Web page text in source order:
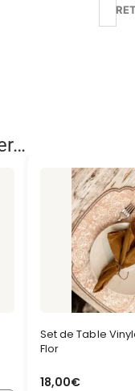
Set de Table
Flor
18,00€